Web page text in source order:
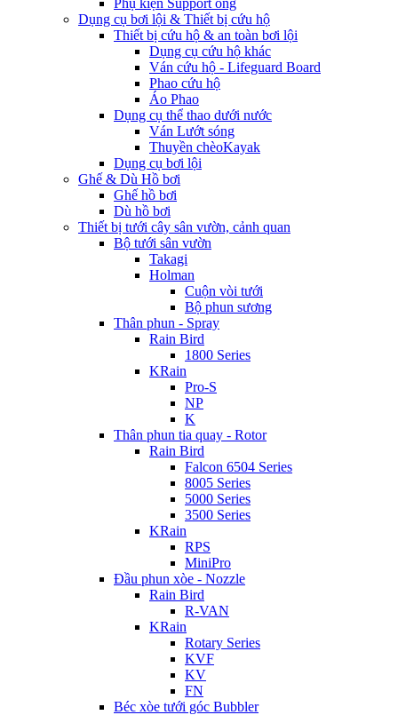
Phụ kiện Support ống
Dụng cụ bơi lội & Thiết bị cứu hộ
Thiết bị cứu hộ & an toàn bơi lội
Dụng cụ cứu hộ khác
Ván cứu hộ - Lifeguard Board
Phao cứu hộ
Áo Phao
Dụng cụ thể thao dưới nước
Ván Lướt sóng
Thuyền chèoKayak
Dụng cụ bơi lội
Ghế & Dù Hồ bơi
Ghế hồ bơi
Dù hồ bơi
Thiết bị tưới cây sân vườn, cảnh quan
Bộ tưới sân vườn
Takagi
Holman
Cuộn vòi tưới
Bộ phun sương
Thân phun - Spray
Rain Bird
1800 Series
KRain
Pro-S
NP
K
Thân phun tia quay - Rotor
Rain Bird
Falcon 6504 Series
8005 Series
5000 Series
3500 Series
KRain
RPS
MiniPro
Đầu phun xòe - Nozzle
Rain Bird
R-VAN
KRain
Rotary Series
KVF
KV
FN
Béc xòe tưới góc Bubbler